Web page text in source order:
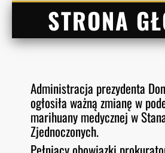
STRONA
Administracja prezydenta
ogłosiła ważną zmianę w
marihuany medycznej w
Zjednoczonych.